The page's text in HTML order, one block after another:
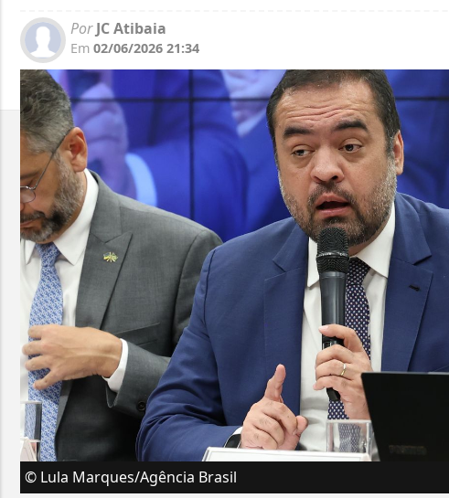
PorJC Atibaia
Em 02/06/2026 21:34
© Lula Marques/Agência Brasil